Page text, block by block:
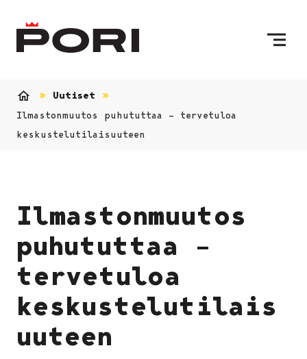
Uutiset
Ilmastonmuutos puhututtaa – tervetuloa
keskustelutilaisuuteen
Ilmastonmuutos
puhututtaa –
tervetuloa
keskustelutilais
uuteen